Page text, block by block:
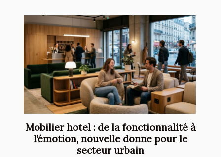
Mobilier hotel : de la fonctionnalité à
l’émotion, nouvelle donne pour le
secteur urbain